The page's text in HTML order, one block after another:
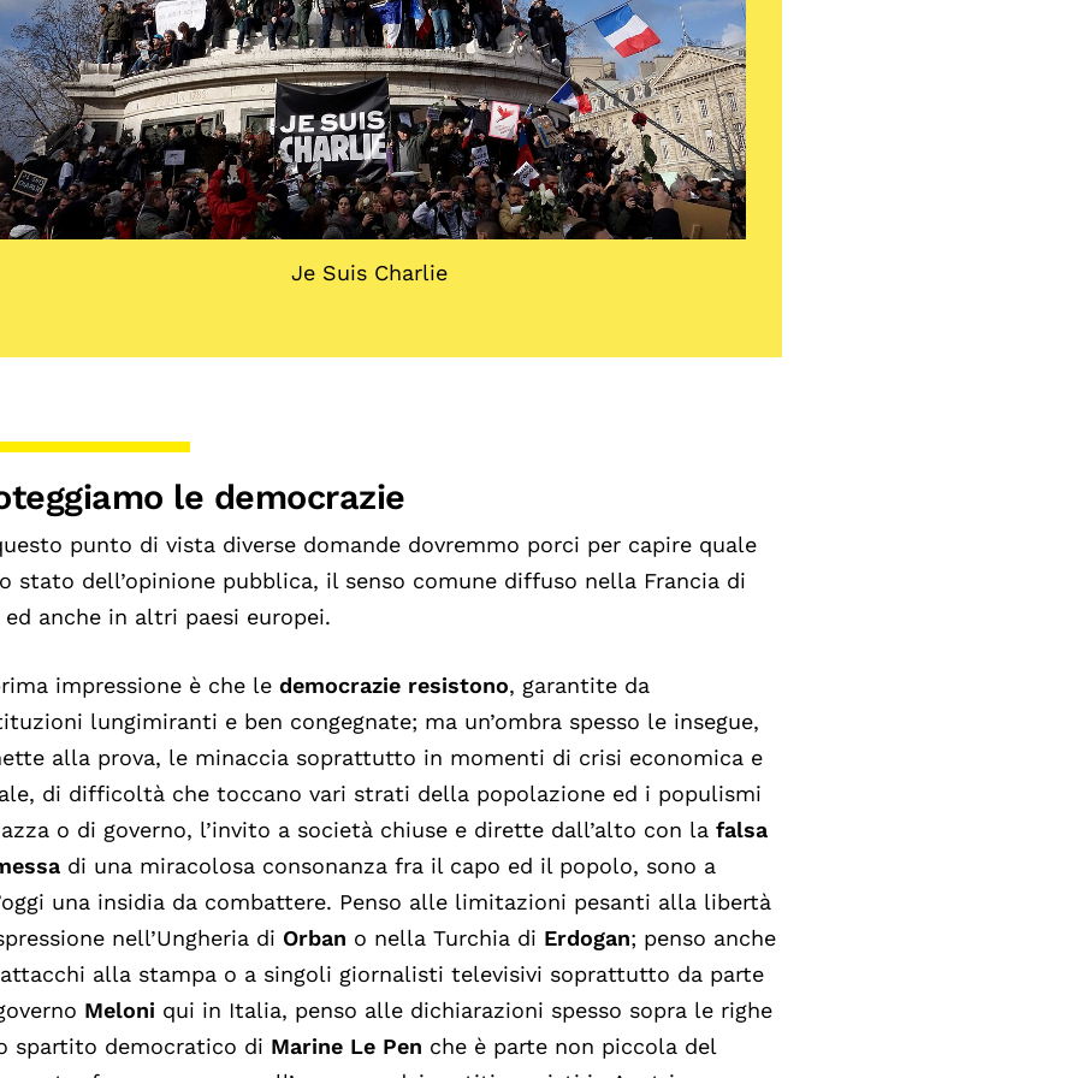
Je Suis Charlie
le democrazie
punto di vista diverse domande dovremmo porci per capire quale
stato dell’opinione pubblica, il senso comune diffuso nella Francia di
ed anche in altri paesi europei.
impressione è che le democrazie resistono, garantite da
lungimiranti e ben congegnate; ma un’ombra spesso le insegue,
alla prova, le minaccia soprattutto in momenti di crisi economica e
di difficoltà che toccano vari strati della popolazione ed i populismi
o di governo, l’invito a società chiuse e dirette dall’alto con la falsa
di una miracolosa consonanza fra il capo ed il popolo, sono a
una insidia da combattere. Penso alle limitazioni pesanti alla libertà
nell’Ungheria di Orban o nella Turchia di Erdogan; penso anche
alla stampa o a singoli giornalisti televisivi soprattutto da parte
Meloni qui in Italia, penso alle dichiarazioni spesso sopra le righe
spartito democratico di Marine Le Pen che è parte non piccola del